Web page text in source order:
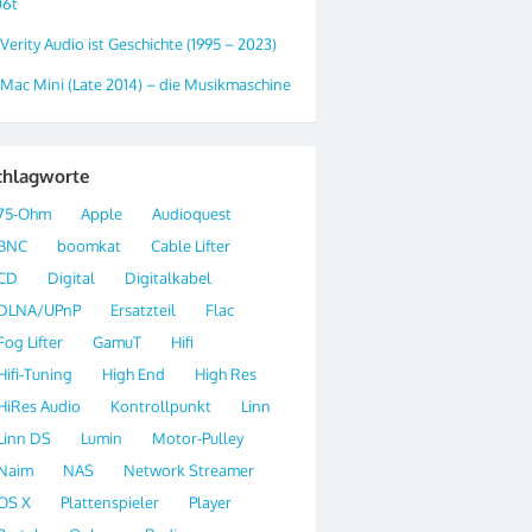
Verity Audio ist Geschichte (1995 – 2023)
Mac Mini (Late 2014) – die Musikmaschine
Ohm Apple
Audioquest
boomkat
Cable Lifter
Digital
Digitalkabel
UPnP
Ersatzteil
Flac
Lifter
GamuT
Hifi
Tuning
High End
High Res
Audio
Kontrollpunkt
Linn
DS
Lumin
Motor-Pulley
NAS
Network Streamer
X
Plattenspieler
Player